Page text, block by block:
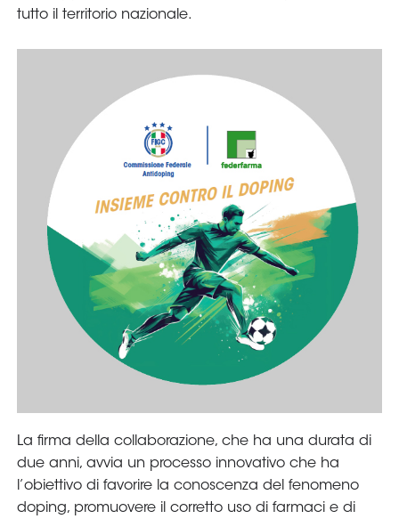
Assicurazione
Cerca
Whistleblowing
Area
Media
Contatti
Assicurazione